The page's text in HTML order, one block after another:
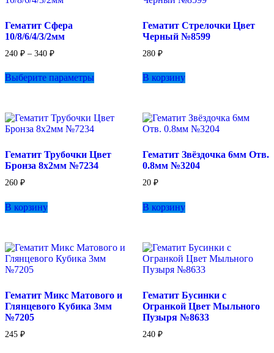
Гематит Сфера
10/8/6/4/3/2мм
240 ₽ – 340 ₽Диапазон
240 ₽
–
Выберите параметры
Опции
можно
на
странице
Гематит Стрелочки Цвет
Черный №8599
280 ₽
В корзину
Гематит Трубочки Цвет
Бронза 8х2мм №7234
260 ₽
В корзину
Гематит Звёздочка 6мм Отв.
0.8мм №3204
20 ₽
В корзину
Гематит Микс Матового и
Глянцевого Кубика 3мм
№7205
245 ₽
Гематит Бусинки с
Огранкой Цвет Мыльного
Пузыря №8633
240 ₽